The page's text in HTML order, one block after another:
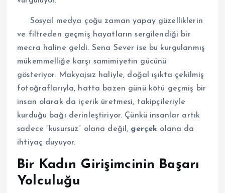
Sosyal medya çoğu zaman yapay güzelliklerin
ve filtreden geçmiş hayatların sergilendiği bir
mecra haline geldi. Sena Sever ise bu kurgulanmış
mükemmelliğe karşı samimiyetin gücünü
gösteriyor. Makyajsız haliyle, doğal ışıkta çekilmiş
fotoğraflarıyla, hatta bazen günü kötü geçmiş bir
insan olarak da içerik üretmesi, takipçileriyle
kurduğu bağı derinleştiriyor. Çünkü insanlar artık
sadece “kusursuz” olana değil, gerçek olana da
ihtiyaç duyuyor.
Bir Kadın Girişimcinin Başarı
Yolculuğu